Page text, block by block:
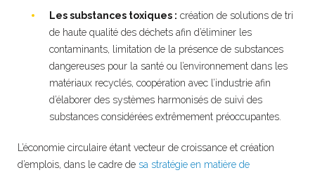
Les substances toxiques : création de solutions de tri
de haute qualité des déchets afin d’éliminer les
contaminants, limitation de la présence de substances
dangereuses pour la santé ou l’environnement dans les
matériaux recyclés, coopération avec l’industrie afin
d’élaborer des systèmes harmonisés de suivi des
substances considérées extrêmement préoccupantes.
L’économie circulaire étant vecteur de croissance et création
d’emplois, dans le cadre de sa stratégie en matière de